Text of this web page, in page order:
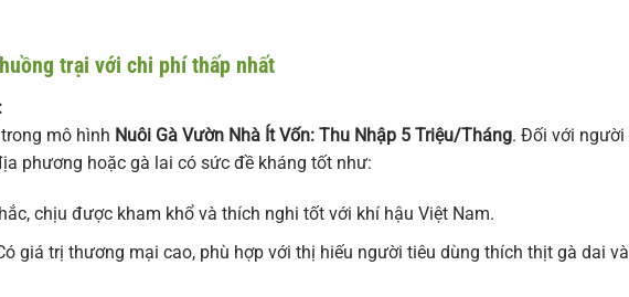
trại với chi phí thấp nhất
mô hình Nuôi Gà Vườn Nhà Ít Vốn: Thu Nhập 5 Triệu/Tháng. Đối với người
phương hoặc gà lai có sức đề kháng tốt như:
chịu được kham khổ và thích nghi tốt với khí hậu Việt Nam.
giá trị thương mại cao, phù hợp với thị hiếu người tiêu dùng thích thịt gà dai và